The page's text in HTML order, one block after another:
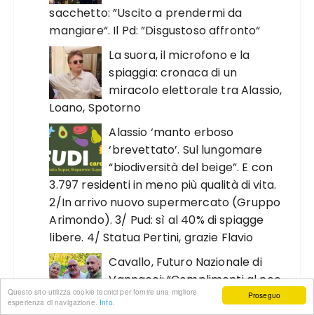
Proseguo
Questo sito utilizza cookie tecnici per fornire una migliore
esperienza di navigazione. Info.
sacchetto: ”Uscito a prendermi da
mangiare“. Il Pd: ”Disgustoso affronto“
La suora, il microfono e la
spiaggia: cronaca di un
miracolo elettorale tra Alassio,
Loano, Spotorno
Alassio ‘manto erboso
‘brevettato’. Sul lungomare
“biodiversità del beige”. E con
3.797 residenti in meno più qualità di vita.
2/In arrivo nuovo supermercato (Gruppo
Arimondo). 3/ Pud: sì al 40% di spiagge
libere. 4/ Statua Pertini, grazie Flavio
Cavallo, Futuro Nazionale di
Vannacci: “Complimenti al neo
presidente di FdI. Hai vinto nel